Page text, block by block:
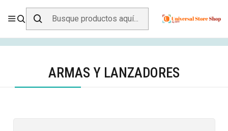
ENVÍO GRATIS SOBRE$19.990EN ZONA CENTRO
ARMAS Y LANZADORES